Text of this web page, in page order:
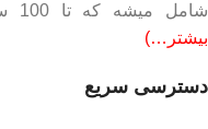
شامل میشه که تا 100 سالگی همراه انسان هاست.
بیشتر…)
دسترسی سریع